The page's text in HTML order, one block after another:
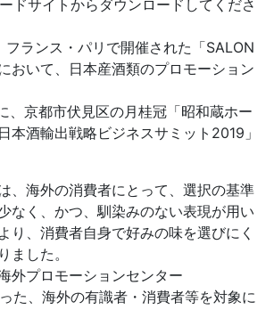
ドサイトからダウンロードしてくださ
フランス・パリで開催された「SALON
おいて、日本産酒類のプロモーション
、京都市伏見区の月桂冠「昭和蔵ホー
本酒輸出戦略ビジネスサミット2019」
、海外の消費者にとって、選択の基準
なく、かつ、馴染みのない表現が用い
り、消費者自身で好みの味を選びにく
ました。
外プロモーションセンター
た、海外の有識者・消費者等を対象に